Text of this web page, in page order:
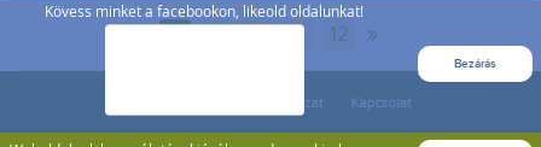
Kövess minket a facebookon, likeold oldalunkat!
Bezárás
... 12 »